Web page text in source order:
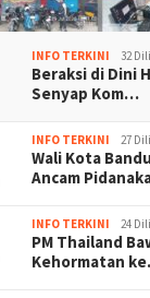
Prabowo, DEN
Percepatan
Digital
INFO TERKINI 32
Beraksi di Dini
Senyap Kom…
INFO TERKINI 27
Wali Kota
Ancam
INFO TERKINI 24
PM Thailand
Kehormatan